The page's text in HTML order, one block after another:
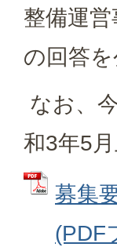
整備運
の回答を
なお、
和3年5
募集
(PDF